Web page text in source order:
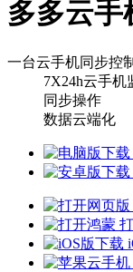
多多云手
一台云手机同步控
7X24h云手机
同步操作
数据云端化